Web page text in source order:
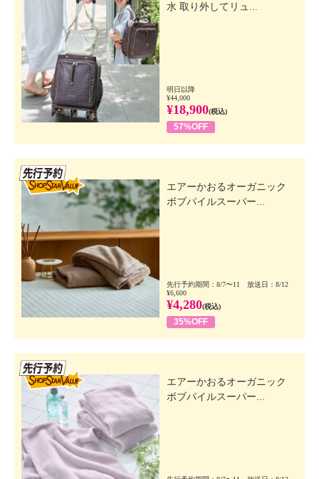
水 取り外してリュ...
明日以降
¥44,000
¥18,900(税込)
57%OFF
エアーかおるオーガニック
ボブパイルスーパー...
先行予約期間：8/7〜11 放送日：8/12
¥6,600
¥4,280(税込)
35%OFF
エアーかおるオーガニック
ボブパイルスーパー...